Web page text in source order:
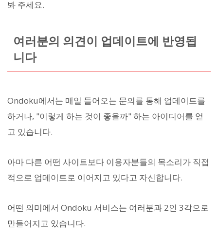
봐 주세요.
여러분의 의견이 업데이트에 반영됩
니다
Ondoku에서는 매일 들어오는 문의를 통해 업데이트를
하거나, "이렇게 하는 것이 좋을까" 하는 아이디어를 얻
고 있습니다.
아마 다른 어떤 사이트보다 이용자분들의 목소리가 직접
적으로 업데이트로 이어지고 있다고 자신합니다.
어떤 의미에서 Ondoku 서비스는 여러분과 2인 3각으로
만들어지고 있습니다.